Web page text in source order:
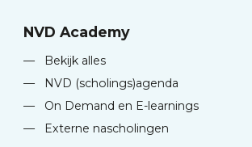
NVD Academy
—
Bekijk alles
—
NVD (scholings)agenda
—
On Demand en E-learnings
—
Externe nascholingen